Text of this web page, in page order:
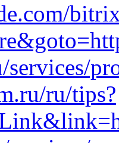
services/
ru/tips?